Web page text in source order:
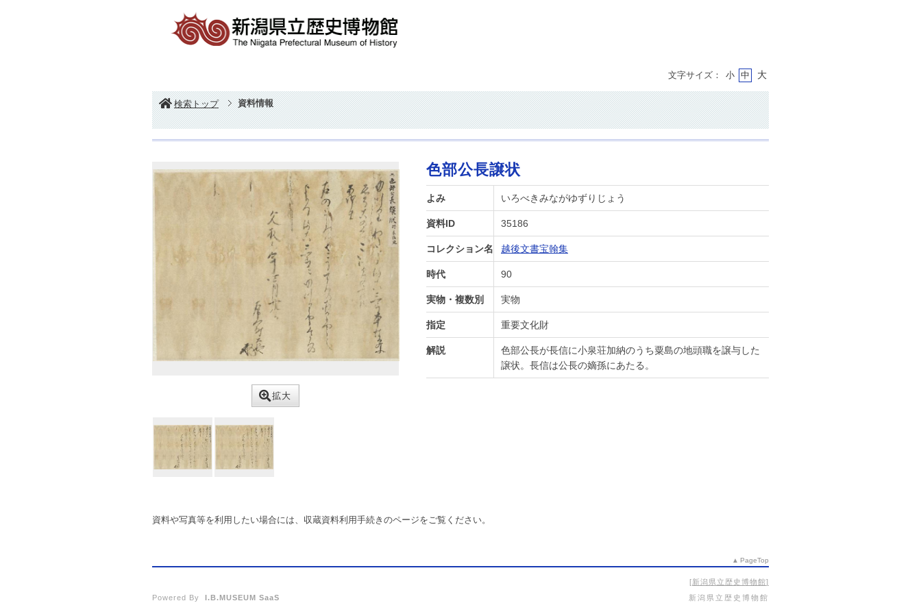
文字サイズ： 小 中 大
検索トップ 資料情報
拡大
色部公長譲状
よみ いろべきみながゆずりじょう
資料ID 35186
コレクション名 越後文書宝翰集
時代 90
実物・複数別 実物
指定 重要文化財
解説
色部公長が長信に小泉荘加納のうち粟島の地頭職を譲与した
譲状。長信は公長の嫡孫にあたる。
資料や写真等を利用したい場合には、収蔵資料利用手続きのページをご覧ください。
PageTop
新潟県立歴史博物館
新潟県立歴史博物館
Powered By I.B.MUSEUM SaaS